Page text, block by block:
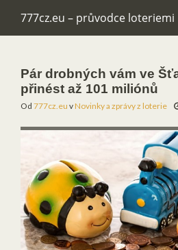
777cz.eu – průvodce loteriemi
Pár drobných vám ve
přinést až 101 miliónů
Od 777cz.eu vNovinky a zprávy z loterie